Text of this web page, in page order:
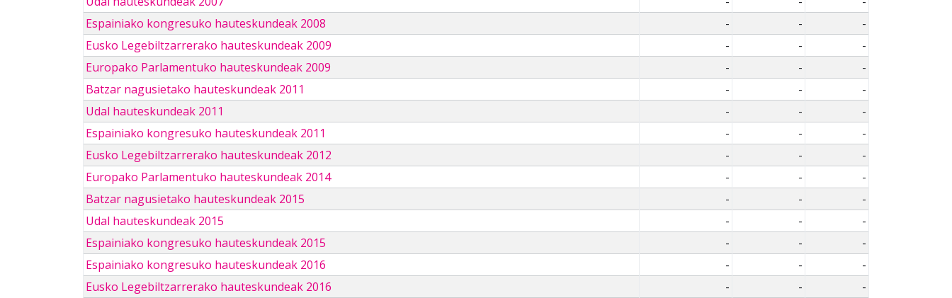
Espainiako kongresuko hauteskundeak 2008
- -
-
Eusko Legebiltzarrerako hauteskundeak 2009
- -
-
Europako Parlamentuko hauteskundeak 2009
- -
-
Batzar nagusietako hauteskundeak 2011
- -
-
Udal hauteskundeak 2011
- -
-
Espainiako kongresuko hauteskundeak 2011
- -
-
Eusko Legebiltzarrerako hauteskundeak 2012
- -
-
Europako Parlamentuko hauteskundeak 2014
- -
-
Batzar nagusietako hauteskundeak 2015
- -
-
Udal hauteskundeak 2015
- -
-
Espainiako kongresuko hauteskundeak 2015
- -
-
Espainiako kongresuko hauteskundeak 2016
- -
-
Eusko Legebiltzarrerako hauteskundeak 2016
- -
-